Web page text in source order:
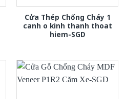
Cửa Thép Chống Cháy 1
canh o kinh thanh thoat
hiem-SGD